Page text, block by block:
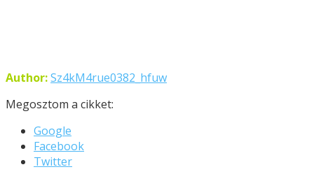
Author:Sz4kM4rue0382_hfuw
Megosztom a cikket:
Google
Facebook
Twitter